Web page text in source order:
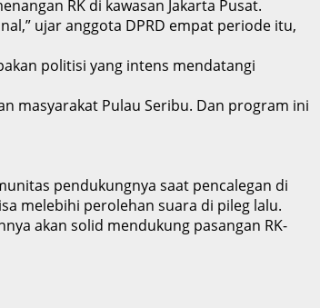
RK di kawasan Jakarta Pusat.
ujar anggota DPRD empat periode itu,
politisi yang intens mendatangi
masyarakat Pulau Seribu. Dan program ini
pendukungnya saat pencalegan di
melebihi perolehan suara di pileg lalu.
akan solid mendukung pasangan RK-